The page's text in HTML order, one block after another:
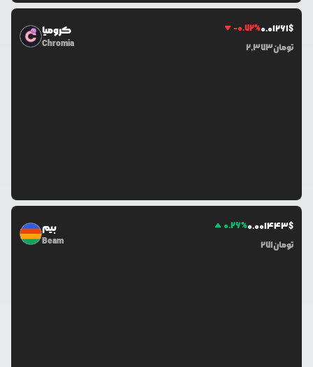
کرومیا
Chromia
-0.72%0.01261$
2,373تومان
بیم
Beam
0.26%0.001443$
271تومان